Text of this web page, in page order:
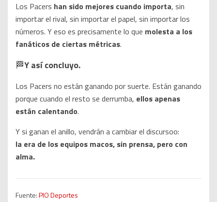
Los Pacers han sido mejores cuando importa, sin
importar el rival, sin importar el papel, sin importar los
números. Y eso es precisamente lo que molesta a los
fanáticos de ciertas métricas.
🏁Y así concluyo.
Los Pacers no están ganando por suerte. Están ganando
porque cuando el resto se derrumba, ellos apenas
están calentando.
Y si ganan el anillo, vendrán a cambiar el discursoo:
la era de los equipos macos, sin prensa, pero con
alma.
Fuente:PIO Deportes